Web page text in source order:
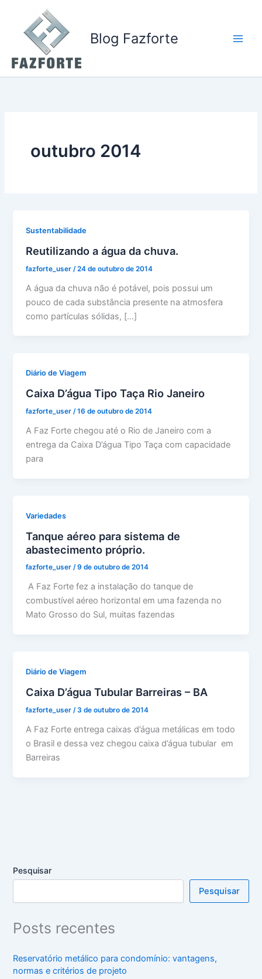
conteúdo
Blog Fazforte
outubro 2014
Sustentabilidade
Reutilizando a água da chuva.
fazforte_user /24 de outubro de 2014
A água da chuva não é potável, pois possui um
pouco de cada substância presente na atmosfera
como partículas sólidas, […]
Diário de Viagem
Caixa D’água Tipo Taça Rio Janeiro
fazforte_user/16 de outubro de 2014
A Faz Forte chegou até o Rio de Janeiro com a
entrega da Caixa D’água Tipo Taça com capacidade
para
Variedades
Tanque aéreo para sistema de
abastecimento próprio.
fazforte_user/9 de outubro de 2014
A Faz Forte fez a instalação do tanque de
combustível aéreo horizontal em uma fazenda no
Mato Grosso do Sul, muitas fazendas
Diário de Viagem
Caixa D’água Tubular Barreiras – BA
fazforte_user/3 de outubro de 2014
A Faz Forte entrega caixas d’água metálicas em todo
o Brasil e dessa vez chegou caixa d’água tubular em
Barreiras
Pesquisar
Pesquisar
Posts recentes
Reservatório metálico para condomínio: vantagens,
normas e critérios de projeto